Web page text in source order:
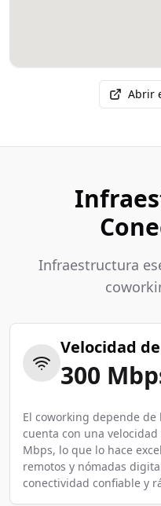
Abrir
Infraestructura
Velocidad
300
El coworking depende de
cuenta con una
Mbps, lo que lo hace
remotos y nómadas
conectividad confiable y